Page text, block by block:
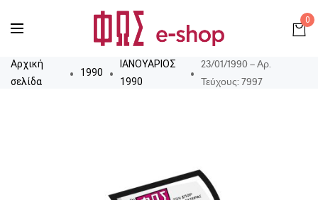
0
Αρχική
σελίδα
1990
ΙΑΝΟΥΑΡΙΟΣ
1990
23/01/1990 – Αρ.
Τεύχους: 7997